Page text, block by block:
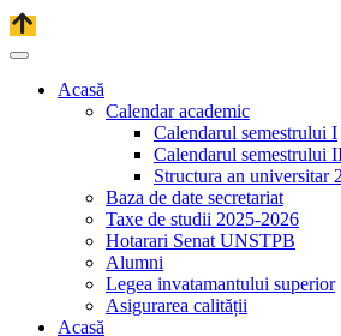
Acasă
Calendar academic
Calendarul semestrului I
Calendarul semestrului
Structura an universitar
Baza de date secretariat
Taxe de studii 2025-2026
Hotarari Senat UNSTPB
Alumni
Legea invatamantului superior
Asigurarea calității
Acasă